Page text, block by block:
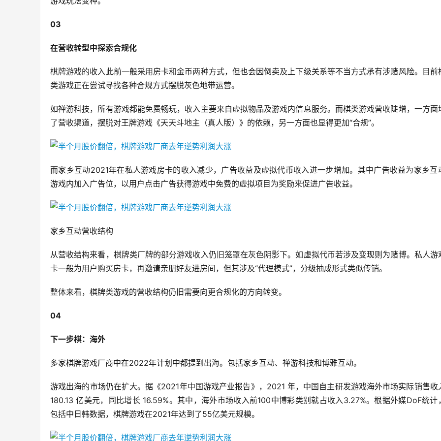
03
在营收转型中探索合规化
棋牌游戏的收入此前一般采用房卡和金币两种方式，但也会因倒卖及上下级关系等不当方式承有涉赌风险。目前
类游戏正在尝试寻找各种合规方式摆脱灰色地带运营。
如禅游科技，所有游戏都能免费畅玩，收入主要来自虚拟物品及游戏内信息服务。而棋类游戏营收陡增，一方面
了营收渠道，摆脱对王牌游戏《天天斗地主（真人版）》的依赖，另一方面也显得更加“合规”。
而家乡互动2021年在私人游戏房卡的收入减少，广告收益及虚拟代币收入进一步增加。其中广告收益为家乡互
游戏内加入广告位，以用户点击广告获得游戏中免费的虚拟项目为奖励来促进广告收益。
家乡互动营收结构
从营收结构来看，棋牌类厂牌的部分游戏收入仍旧笼罩在灰色阴影下。如虚拟代币若涉及变现则为赌博。私人游
卡一般为用户购买房卡，再邀请亲朋好友进房间，但其涉及“代理模式”，分级抽成形式类似传销。
整体来看，棋牌类游戏的营收结构仍旧需要向更合规化的方向转变。
04
下一步棋：海外
多家棋牌游戏厂商中在2022年计划中都提到出海。包括家乡互动、禅游科技和博雅互动。
游戏出海的市场仍在扩大。据《2021年中国游戏产业报告》，2021 年，中国自主研发游戏海外市场实际销售收
180.13 亿美元，同比增长 16.59%。其中，海外市场收入前100中博彩类别就占收入3.27%。根据外媒DoF统计
包括中日韩数据，棋牌游戏在2021年达到了55亿美元规模。